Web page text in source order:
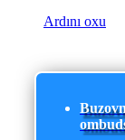
Ardını oxu